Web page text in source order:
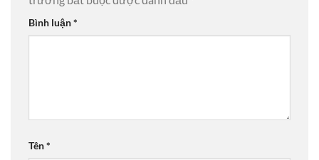
Bình luận*
Tên*